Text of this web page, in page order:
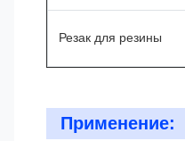
Резак для резины
Применение: